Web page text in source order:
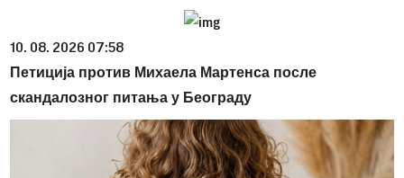
10. 08. 2026 07:58
Петиција против Михаела Мартенса после
скандалозног питања у Београду